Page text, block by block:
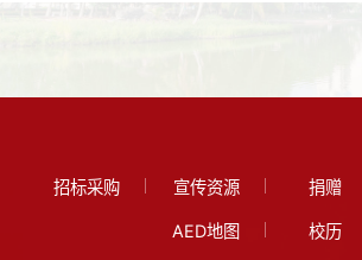
招标采购 宣传资源 捐赠
AED地图 校历